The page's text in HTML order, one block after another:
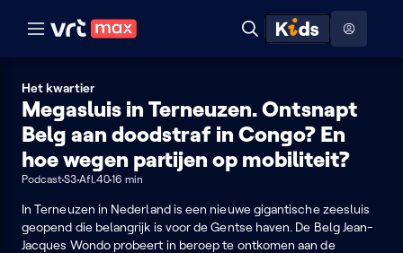
Naar hoofdinhoud Naar audiodescriptie Naar help
Zoeken
ontdekken
Het kwartier
Megasluis in Terneuzen. Ontsnapt
Belg aan doodstraf in Congo? En
hoe wegen partijen op mobiliteit?
PodcastS3Afl.4016 min
In Terneuzen in Nederland is een nieuwe gigantische zeesluis
geopend die belangrijk is voor de Gentse haven. De Belg Jean-
Jacques Wondo probeert in beroep te ontkomen aan de